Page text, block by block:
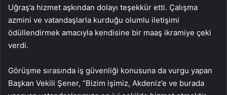
Uğraş’a hizmet aşkından dolayı teşekkür etti. Çalışma
azmini ve vatandaşlarla kurduğu olumlu iletişimi
ödüllendirmek amacıyla kendisine bir maaş ikramiye çeki
verdi.
Görüşme sırasında iş güvenliği konusuna da vurgu yapan
Başkan Vekili Şener, “Bizim işimiz, Akdeniz’e ve burada